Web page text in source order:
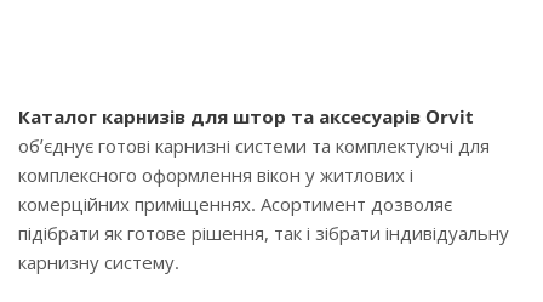
Каталог карнизів для штор та аксесуарів Orvit
об’єднує готові карнизні системи та комплектуючі для
комплексного оформлення вікон у житлових і
комерційних приміщеннях. Асортимент дозволяє
підібрати як готове рішення, так і зібрати індивідуальну
карнизну систему.